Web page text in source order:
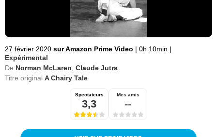
27 février 2020 sur Amazon Prime Video | 0h 10min |
Expérimental
De Norman McLaren Claude Jutra
Titre original A Chairy Tale
Spectateurs
3,3
Mes amis
--